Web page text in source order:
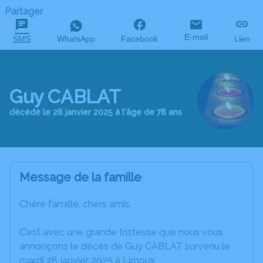
Partager
SMS WhatsApp Facebook E-mail Lien
Guy CABLAT
décédé le 28 janvier 2025 à l'âge de 78 ans
Message de la famille
Chère famille, chers amis,
C’est avec une grande tristesse que nous vous
annonçons le décès de Guy CABLAT survenu le
mardi 28 janvier 2025 à Limoux.